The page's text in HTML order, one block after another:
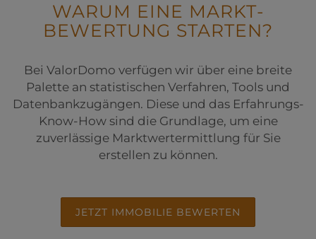
WARUM EINE MARKT­
BEWERTUNG STARTEN?
Bei ValorDomo verfügen wir über eine breite
Palette an statistischen Verfahren, Tools und
Datenbankzugängen. Diese und das Erfahrungs-
Know-How sind die Grundlage, um eine
zuverlässige Marktwertermittlung für Sie
erstellen zu können.
JETZT IMMOBILIE BEWERTEN